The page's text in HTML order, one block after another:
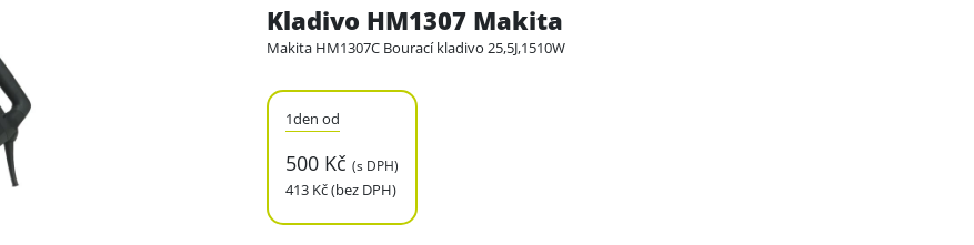
Kladivo HM1307 Makita
Makita HM1307C Bourací kladivo 25,5J,1510W
1den od
500 Kč (s DPH)
413 Kč (bez DPH)